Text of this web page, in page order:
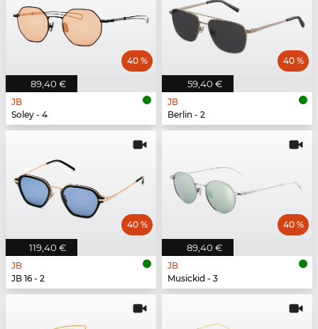
89,40 €
40 %
JB
Soley - 4
59,40 €
40 %
JB
Berlin - 2
119,40 €
40 %
JB
JB 16 - 2
89,40 €
40 %
JB
Musickid - 3